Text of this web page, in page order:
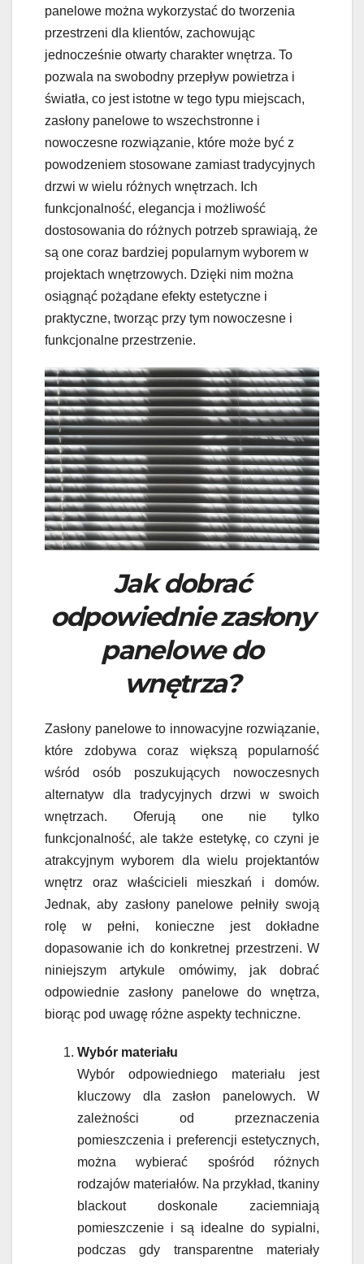
panelowe można wykorzystać do tworzenia
przestrzeni dla klientów, zachowując
jednocześnie otwarty charakter wnętrza. To
pozwala na swobodny przepływ powietrza i
światła, co jest istotne w tego typu miejscach,
zasłony panelowe to wszechstronne i
nowoczesne rozwiązanie, które może być z
powodzeniem stosowane zamiast tradycyjnych
drzwi w wielu różnych wnętrzach. Ich
funkcjonalność, elegancja i możliwość
dostosowania do różnych potrzeb sprawiają, że
są one coraz bardziej popularnym wyborem w
projektach wnętrzowych. Dzięki nim można
osiągnąć pożądane efekty estetyczne i
praktyczne, tworząc przy tym nowoczesne i
funkcjonalne przestrzenie.
Jak dobrać
odpowiednie zasłony
panelowe do
wnętrza?
Zasłony panelowe to innowacyjne rozwiązanie,
które zdobywa coraz większą popularność
wśród osób poszukujących nowoczesnych
alternatyw dla tradycyjnych drzwi w swoich
wnętrzach. Oferują one nie tylko
funkcjonalność, ale także estetykę, co czyni je
atrakcyjnym wyborem dla wielu projektantów
wnętrz oraz właścicieli mieszkań i domów.
Jednak, aby zasłony panelowe pełniły swoją
rolę w pełni, konieczne jest dokładne
dopasowanie ich do konkretnej przestrzeni. W
niniejszym artykule omówimy, jak dobrać
odpowiednie zasłony panelowe do wnętrza,
biorąc pod uwagę różne aspekty techniczne.
Wybór materiału
Wybór odpowiedniego materiału jest
kluczowy dla zasłon panelowych. W
zależności od przeznaczenia
pomieszczenia i preferencji estetycznych,
można wybierać spośród różnych
rodzajów materiałów. Na przykład, tkaniny
blackout doskonale zaciemniają
pomieszczenie i są idealne do sypialni,
podczas gdy transparentne materiały